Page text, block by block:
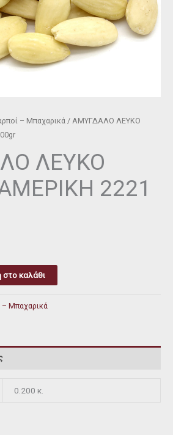
– Μπαχαρικά / ΑΜΥΓΔΑΛΟ ΛΕΥΚΟ
ΛΕΥΚΟ
2221
καλάθι
– Μπαχαρικά
0.200 κ.